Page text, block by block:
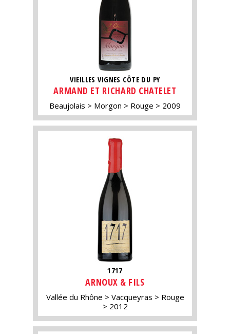
VIEILLES VIGNES CÔTE DU PY
ARMAND ET RICHARD CHATELET
Beaujolais Morgon Rouge 2009
1717
ARNOUX & FILS
Vallée du Rhône Vacqueyras
Rouge
2012